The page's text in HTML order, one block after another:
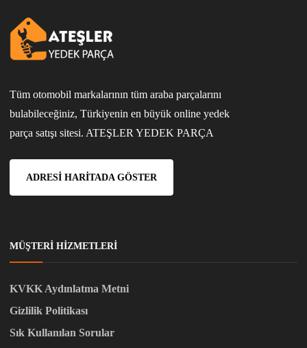
Tüm otomobil markalarının tüm araba parçalarını
bulabileceğiniz, Türkiyenin en büyük online yedek
parça satışı sitesi. ATEŞLER YEDEK PARÇA
ADRESI HARITADA GÖSTER
MÜŞTERI HIZMETLERI
KVKK Aydınlatma Metni
Gizlilik Politikası
Sık Kullanılan Sorular